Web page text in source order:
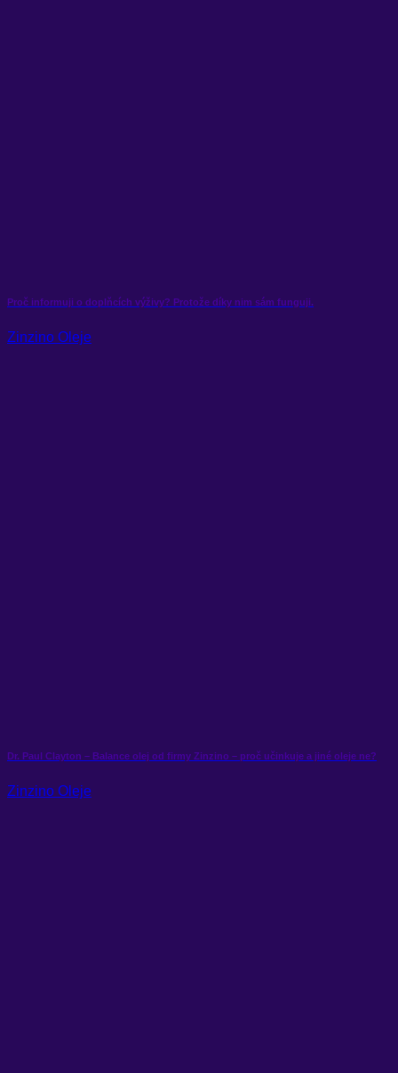
Proč informuji o doplňcích výživy? Protože díky nim sám funguji.
Zinzino Oleje
Dr. Paul Clayton – Balance olej od firmy Zinzino – proč učinkuje a jiné oleje ne?
Zinzino Oleje